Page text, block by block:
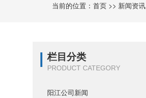
当前的位置：首页 >> 新闻资讯
栏目分类
PRODUCT CATEGORY
阳江公司新闻